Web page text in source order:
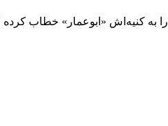
۱۳۵۸ منتشر شد به یاسر عرفات، که در این پیام او را به کنیه‌اش